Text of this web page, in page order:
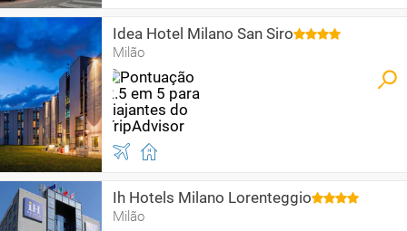
Idea Hotel Milano San Siro
Milão
Ih Hotels Milano Lorenteggio
Milão